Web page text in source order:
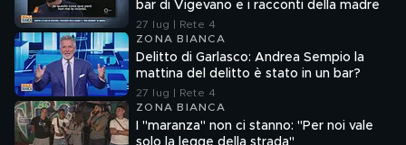
bar di Vigevano e i racconti della madre
27 lug | Rete 4
ZONA BIANCA
Delitto di Garlasco: Andrea Sempio la
mattina del delitto è stato in un bar?
27 lug | Rete 4
ZONA BIANCA
I "maranza" non ci stanno: "Per noi vale
solo la legge della strada"